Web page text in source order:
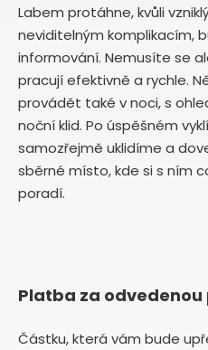
Labem protáhne, kvůli
neviditelným komplikacím,
informování. Nemusíte se
pracují efektivně a rychle.
provádět také v noci, s
noční klid. Po úspěšném
samozřejmě uklidíme a
sběrné místo, kde si s ním
poradí.
Platba za
Částku, která vám bude